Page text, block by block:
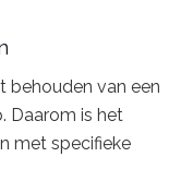
behouden van een
Daarom is het
met specifieke